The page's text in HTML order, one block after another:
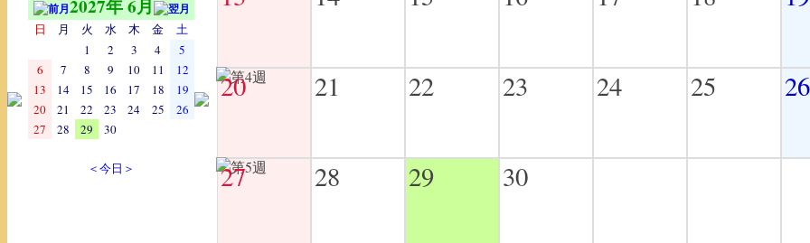
2027年 6月
日 月 火 水 木 金
土
1
2 3 4
5
6
7 8 9 10 11
12
13
14 15 16 17 18
19
20
21 22 23 24 25
26
27
28 29 30
＜今日＞
20 21 22 23 24 25 26
27 28 29 30